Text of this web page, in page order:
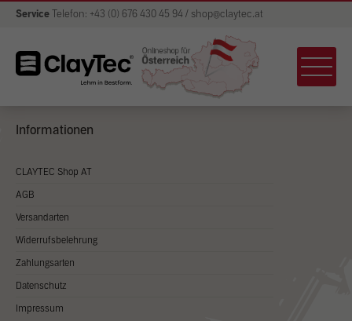
Service Telefon: +43 (0) 676 430 45 94 / shop@claytec.at
shop@claytec.at
Mo. - Do. von 08:00 - 17:00 Uhr und Fr. von 08:00 - 15:00 Uhr
Informationen
CLAYTEC Shop AT
AGB
Versandarten
Widerrufsbelehrung
Zahlungsarten
Datenschutz
Impressum